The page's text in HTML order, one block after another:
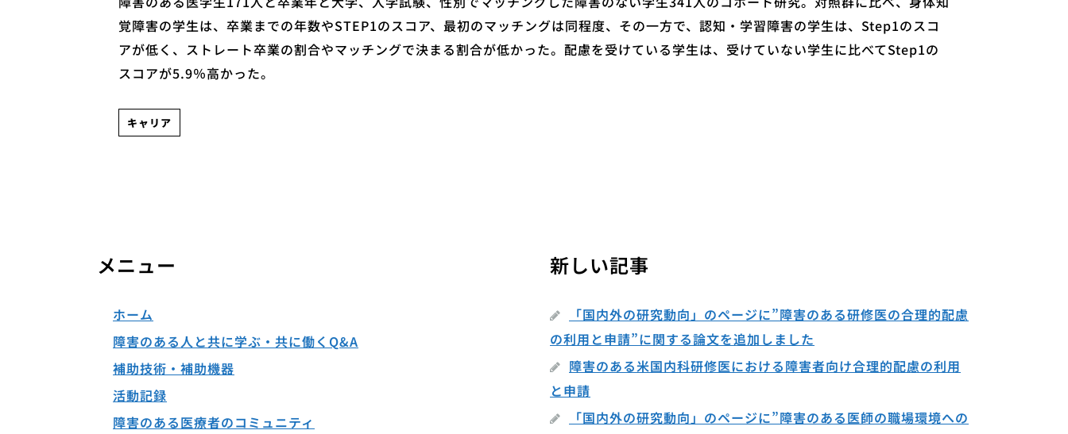
覚障害の学生は、卒業までの年数やSTEP1のスコア、最初のマッチングは同程度、その一方で、認知・学習障害の学生は、Step1のスコ
アが低く、ストレート卒業の割合やマッチングで決まる割合が低かった。配慮を受けている学生は、受けていない学生に比べてStep1の
スコアが5.9％高かった。
キャリア
メニュー
ホーム
障害のある人と共に学ぶ・共に働くQ&A
補助技術・補助機器
活動記録
障害のある医療者のコミュニティ
新しい記事
「国内外の研究動向」のページに”障害のある研修医の合理的配慮
の利用と申請”に関する論文を追加しました
障害のある米国内科研修医における障害者向け合理的配慮の利用
と申請
「国内外の研究動向」のページに”障害のある医師の職場環境への